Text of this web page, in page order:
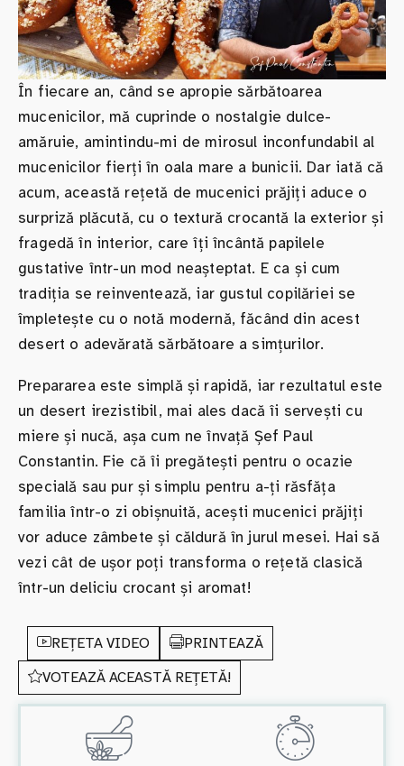
În fiecare an, când se apropie sărbătoarea
mucenicilor, mă cuprinde o nostalgie dulce-
amăruie, amintindu-mi de mirosul inconfundabil al
mucenicilor fierți în oala mare a bunicii. Dar iată că
acum, această rețetă de mucenici prăjiți aduce o
surpriză plăcută, cu o textură crocantă la exterior și
fragedă în interior, care îți încântă papilele
gustative într-un mod neașteptat. E ca și cum
tradiția se reinventează, iar gustul copilăriei se
împletește cu o notă modernă, făcând din acest
desert o adevărată sărbătoare a simțurilor.
Prepararea este simplă și rapidă, iar rezultatul este
un desert irezistibil, mai ales dacă îi servești cu
miere și nucă, așa cum ne învață Șef Paul
Constantin. Fie că îi pregătești pentru o ocazie
specială sau pur și simplu pentru a-ți răsfăța
familia într-o zi obișnuită, acești mucenici prăjiți
vor aduce zâmbete și căldură în jurul mesei. Hai să
vezi cât de ușor poți transforma o rețetă clasică
într-un deliciu crocant și aromat!
REȚETA VIDEO
PRINTEAZĂ
VOTEAZĂ ACEASTĂ REȚETĂ!